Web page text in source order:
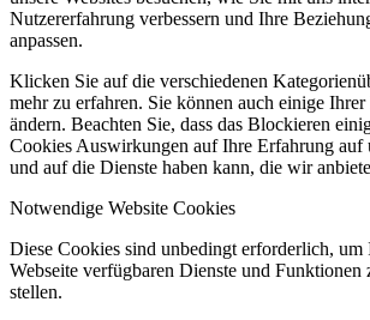
Nutzererfahrung verbessern und Ihre
anpassen.
Klicken Sie auf die verschiedenen
mehr zu erfahren. Sie können auch einige
ändern. Beachten Sie, dass das Blockieren
Cookies Auswirkungen auf Ihre Erfahrung auf
und auf die Dienste haben kann, die wir
Notwendige Website Cookies
Diese Cookies sind unbedingt erforderlich, um
Webseite verfügbaren Dienste und Funktionen
stellen.